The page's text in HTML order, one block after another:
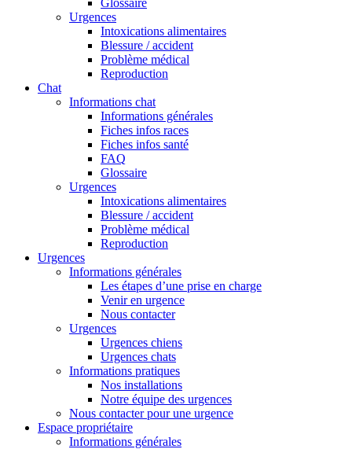
Glossaire
Urgences
Intoxications alimentaires
Blessure / accident
Problème médical
Reproduction
Chat
Informations chat
Informations générales
Fiches infos races
Fiches infos santé
FAQ
Glossaire
Urgences
Intoxications alimentaires
Blessure / accident
Problème médical
Reproduction
Urgences
Informations générales
Les étapes d’une prise en charge
Venir en urgence
Nous contacter
Urgences
Urgences chiens
Urgences chats
Informations pratiques
Nos installations
Notre équipe des urgences
Nous contacter pour une urgence
Espace propriétaire
Informations générales